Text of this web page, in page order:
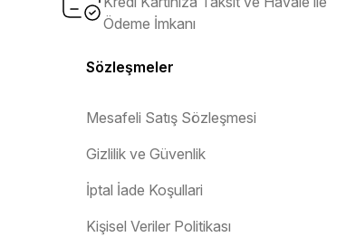
Ödeme İmkanı
Sözleşmeler
Mesafeli Satış Sözleşmesi
Gizlilik ve Güvenlik
İptal İade Koşullari
Kişisel Veriler Politikası